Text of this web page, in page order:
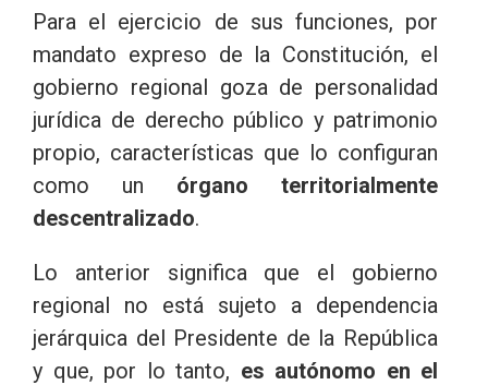
Para el ejercicio de sus funciones, por
mandato expreso de la Constitución, el
gobierno regional goza de personalidad
jurídica de derecho público y patrimonio
propio, características que lo configuran
como un órgano territorialmente
descentralizado.
Lo anterior significa que el gobierno
regional no está sujeto a dependencia
jerárquica del Presidente de la República
y que, por lo tanto, es autónomo en el